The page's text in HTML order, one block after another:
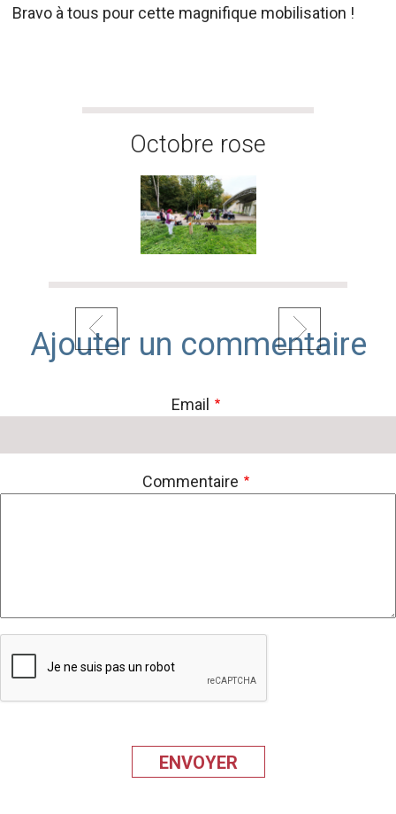
Bravo à tous pour cette magnifique mobilisation !
Octobre rose
Octobre rose : buffet
Ajouter un commentaire
Email
Commentaire